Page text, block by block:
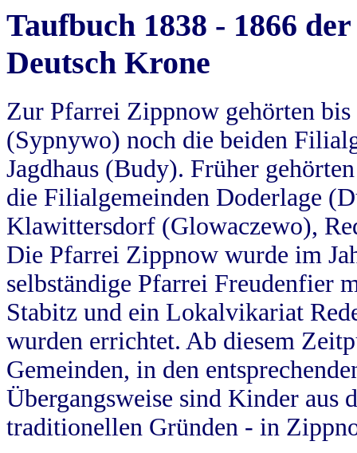
Taufbuch 1838 - 1866
Deutsch Krone
Zur Pfarrei Zippnow gehörten
(Sypnywo) noch die beiden
Jagdhaus (Budy). Früher
die Filialgemeinden Doderlage
Klawittersdorf (Glowaczewo),
Die Pfarrei Zippnow wurde im
selbständige Pfarrei Freudenfier
Stabitz und ein Lokalvikariat
wurden errichtet. Ab diesem
Gemeinden, in den
Übergangsweise sind Kinder aus
traditionellen Gründen - in